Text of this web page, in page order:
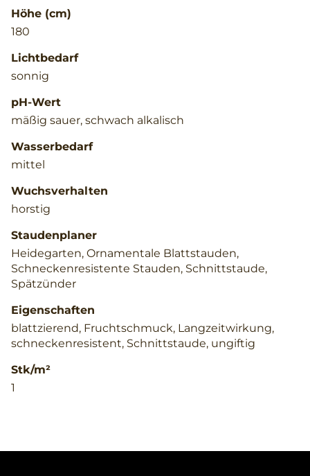
Höhe (cm)
180
Lichtbedarf
sonnig
pH-Wert
mäßig sauer, schwach alkalisch
Wasserbedarf
mittel
Wuchsverhalten
horstig
Staudenplaner
Heidegarten, Ornamentale Blattstauden,
Schneckenresistente Stauden, Schnittstaude,
Spätzünder
Eigenschaften
blattzierend, Fruchtschmuck, Langzeitwirkung,
schneckenresistent, Schnittstaude, ungiftig
Stk/m²
1